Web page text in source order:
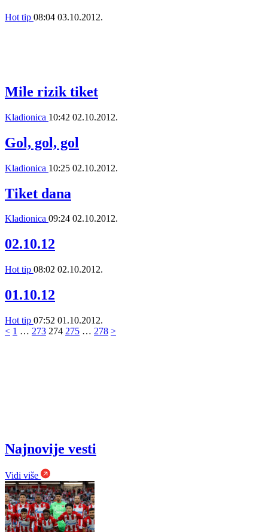
Hot tip 08:04 03.10.2012.
Mile rizik tiket
Kladionica 10:42 02.10.2012.
Gol, gol, gol
Kladionica 10:25 02.10.2012.
Tiket dana
Kladionica 09:24 02.10.2012.
02.10.12
Hot tip 08:02 02.10.2012.
01.10.12
Hot tip 07:52 01.10.2012.
< 1 … 273 274 275 … 278 >
Najnovije vesti
Vidi više